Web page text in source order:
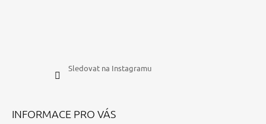
Sledovat na Instagramu
INFORMACE PRO VÁS